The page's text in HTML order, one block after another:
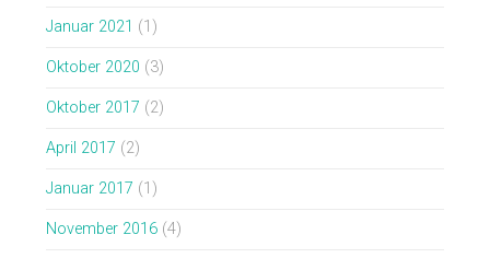
Januar 2021 (1)
Oktober 2020 (3)
Oktober 2017 (2)
April 2017 (2)
Januar 2017 (1)
November 2016(4)